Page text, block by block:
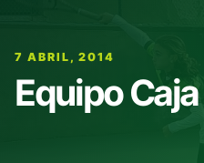
7 ABRIL, 2014
Equipo Caja